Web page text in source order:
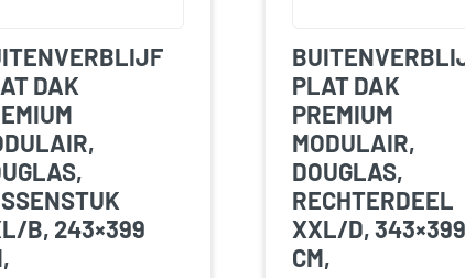
DAK
B, 243×399
PLAT DAK
PREMIUM
MODULAIR,
DOUGLAS,
RECHTERDEEL
XXL/D, 343×399
CM,